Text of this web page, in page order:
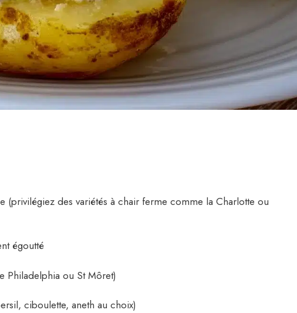
(privilégiez des variétés à chair ferme comme la Charlotte ou
égoutté
Philadelphia ou St Môret)
ciboulette, aneth au choix)